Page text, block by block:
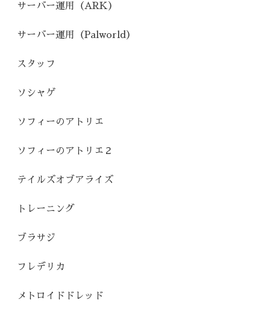
サーバー運用（ARK）
サーバー運用（Palworld）
スタッフ
ソシャゲ
ソフィーのアトリエ
ソフィーのアトリエ２
テイルズオブアライズ
トレーニング
ブラサジ
フレデリカ
メトロイドドレッド